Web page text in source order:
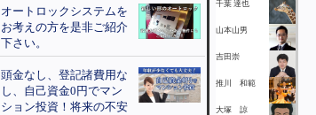
オートロックシステムを
お考えの方を是非ご紹介
下さい。
頭金なし、登記諸費用な
し、自己資金0円でマン
ション投資！将来の不安
千葉 達也
山本山男
吉田崇
推川 和範
大塚 諒